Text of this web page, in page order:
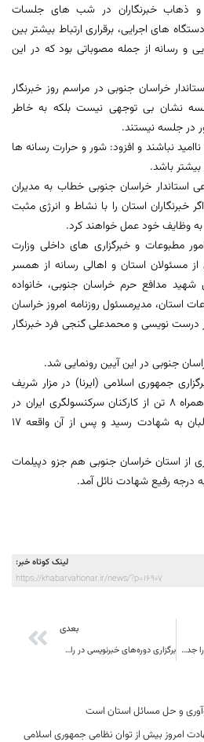
ذهاب خبرنگاران در شب های جلسات
های اجرایی، برقراری ارتباط بیشتر بین
و رسانه از جمله مصوباتی بود که در این
خراسان جنوبی در مراسم روز خبرنگار
نشان بی توجهی نیست بلکه به خاطر
در جلسه نیستند.
نباشند و افزود: شور و حرارت رسانه ها
بیشتر باشد.
استاندار خراسان جنوبی خطاب به مدیران
خبرنگاران استان را با نشاط و انرژی مثبت
وظایف خود عمل خواهند کرد.
مطبوعات و خبرگزاری های داخلی وزارت
مسئولان استان و اهالی رسانه از همسر
مدافع حرم خراسان جنوبی، خانواده
استان، مدیرمسئول روزنامه امروز خراسان
درست نویسی و محمدعلی گنجی فرد خبرنگار
جنوبی در این آیین رونمایی شد.
جمهوری اسلامی (ایرنا) در مزار شریف
روز هفدهم مردادماه 1377 به همراه 8 تن از کارکنان سرکنسولگری ایران در
این شهر توسط عوامل گروه طالبان به شهادت رسید و پس از آن واقعه 17
از استان خراسان جنوبی هم جزو دپیلمات
درجه رفیع شهادت نائل آمد.
لینک کوتاه خبر:
https://khabarvahonar.ir/news/?p=16907
دامداران سمپاشی دام ها را جدی بگیرند
بعدی
برگزاری دوره‌های خبرنویسی در راستای ارتقای علمی خبرنگاران خراسان جنوبی
و حل مسائل استان است
امروز بیش از توان نظامی جمهوری اسلامی